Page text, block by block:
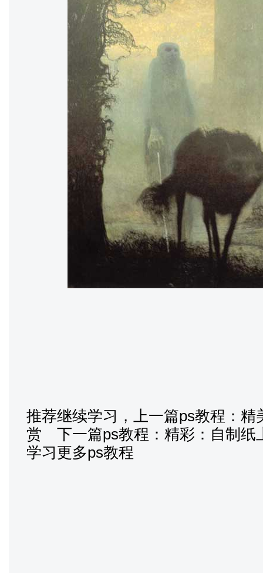
推荐继续学习，上一篇ps教程： 精
赏 下一篇ps教程： 精彩：自制纸
学习更多ps教程